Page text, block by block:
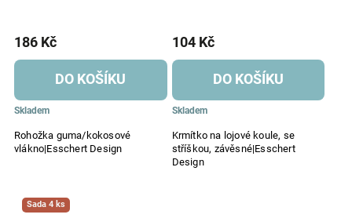
Rohožka guma/kokosové
vlákno|Esschert Design
Skladem
186 Kč
DO KOŠÍKU
Krmítko na lojové koule, se
stříškou, závěsné|Esschert
Design
Skladem
104 Kč
DO KOŠÍKU
Sada 4 ks